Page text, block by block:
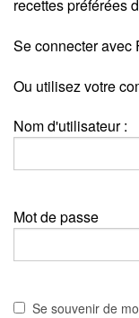
recettes préférées
Se connecter avec
Ou utilisez votre
Nom d'utilisateur :
Mot de passe
Se souvenir de